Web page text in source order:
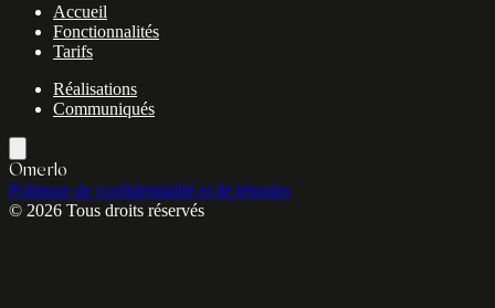
Accueil
Fonctionnalités
Tarifs
Réalisations
Communiqués
Omerlo
Politique de confidentialité et de témoins
© 2026 Tous droits réservés